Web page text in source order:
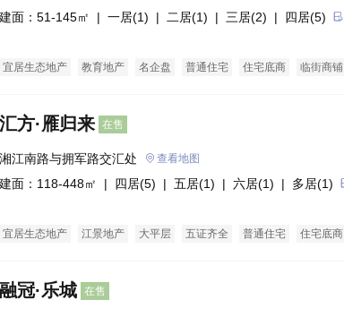
建面：51-145㎡ | 一居(1) | 二居(1) | 三居(2) | 四居(5)
宜居生态地产 教育地产 名企盘 普通住宅 住宅底商 临街商铺
汇方·雁归来 在售
湘江南路与拥军路交汇处 查看地图
建面：118-448㎡ | 四居(5) | 五居(1) | 六居(1) | 多居(1)
宜居生态地产 江景地产 大平层 五证齐全 普通住宅 住宅底商
融冠·乐城 在售